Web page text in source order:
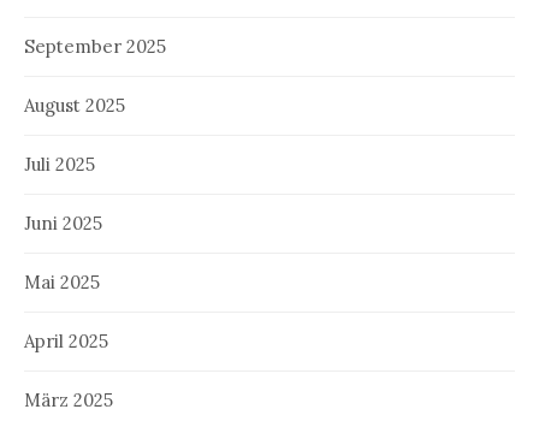
September 2025
August 2025
Juli 2025
Juni 2025
Mai 2025
April 2025
März 2025